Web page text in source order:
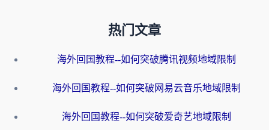
热门文章
海外回国教程--如何突破腾讯视频地域限制
海外回国教程--如何突破网易云音乐地域限制
海外回国教程--如何突破爱奇艺地域限制